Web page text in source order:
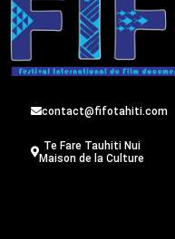
contact@fifotahiti.com
Te Fare Tauhiti Nui
Maison de la Culture